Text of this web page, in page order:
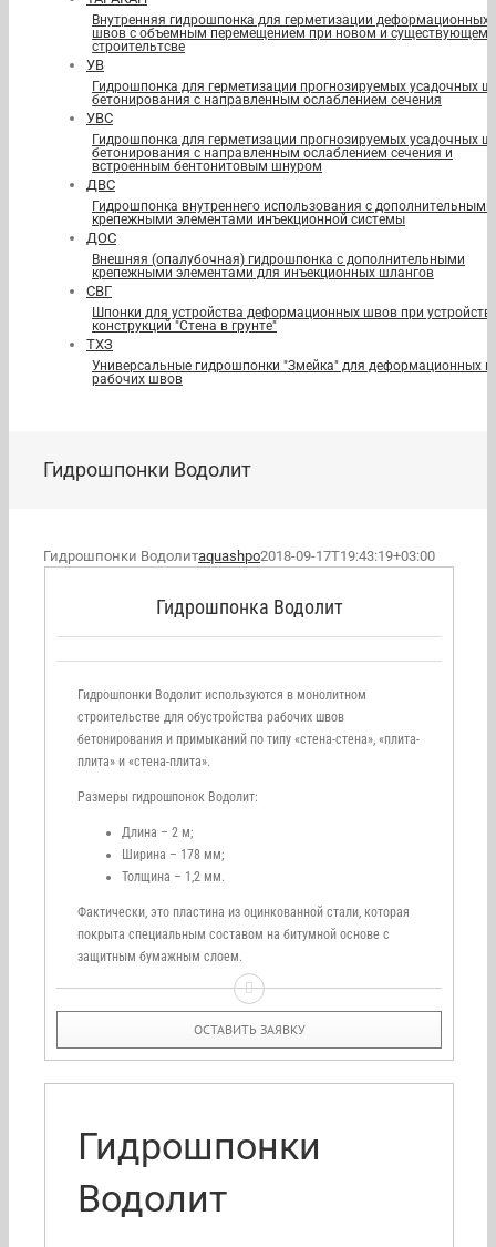
Внутренняя гидрошпонка для герметизации деформационных
швов с объемным перемещением при новом и существующем
строительтсве
УВ
Гидрошпонка для герметизации прогнозируемых усадочных
бетонирования с направленным ослаблением сечения
УВС
Гидрошпонка для герметизации прогнозируемых усадочных
бетонирования с направленным ослаблением сечения и
встроенным бентонитовым шнуром
ДВС
Гидрошпонка внутреннего использования с дополнительными
крепежными элементами инъекционной системы
ДОС
Внешняя (опалубочная) гидрошпонка с дополнительными
крепежными элементами для инъекционных шлангов
СВГ
Шпонки для устройства деформационных швов при
конструкций "Стена в грунте"
ТХЗ
Универсальные гидрошпонки "Змейка" для деформационных и
рабочих швов
Гидрошпонки Водолит
Гидрошпонки Водолитaquashpo2018-09-17T19:43:19+03:00
Гидрошпонка Водолит
Гидрошпонки Водолит используются в монолитном
строительстве для обустройства рабочих швов
бетонирования и примыканий по типу «стена-стена», «плита-
плита» и «стена-плита».
Размеры гидрошпонок Водолит:
Длина – 2 м;
Ширина – 178 мм;
Толщина – 1,2 мм.
Фактически, это пластина из оцинкованной стали, которая
покрыта специальным составом на битумной основе с
защитным бумажным слоем.
ОСТАВИТЬ ЗАЯВКУ
Гидрошпонки
Водолит